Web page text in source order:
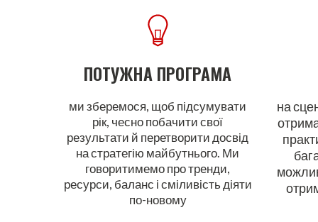
ПОТУЖНА ПРОГРАМА
ми зберемося, щоб підсумувати
рік, чесно побачити свої
результати й перетворити досвід
на стратегію майбутнього. Ми
говоритимемо про тренди,
ресурси, баланс і сміливість діяти
по-новому
на